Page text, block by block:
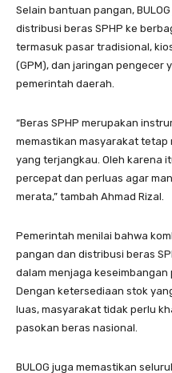
Selain bantuan pangan,
distribusi beras SPHP ke
termasuk pasar tradisional,
(GPM), dan jaringan pengecer
pemerintah daerah.
“Beras SPHP merupakan
memastikan masyarakat tetap
yang terjangkau. Oleh karena
percepat dan perluas agar
merata,” tambah Ahmad Rizal.
Pemerintah menilai bahwa
pangan dan distribusi beras
dalam menjaga keseimbangan
Dengan ketersediaan stok
luas, masyarakat tidak perlu
pasokan beras nasional.
BULOG juga memastikan